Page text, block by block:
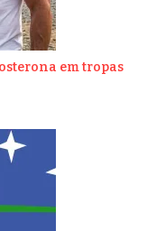
em tropas